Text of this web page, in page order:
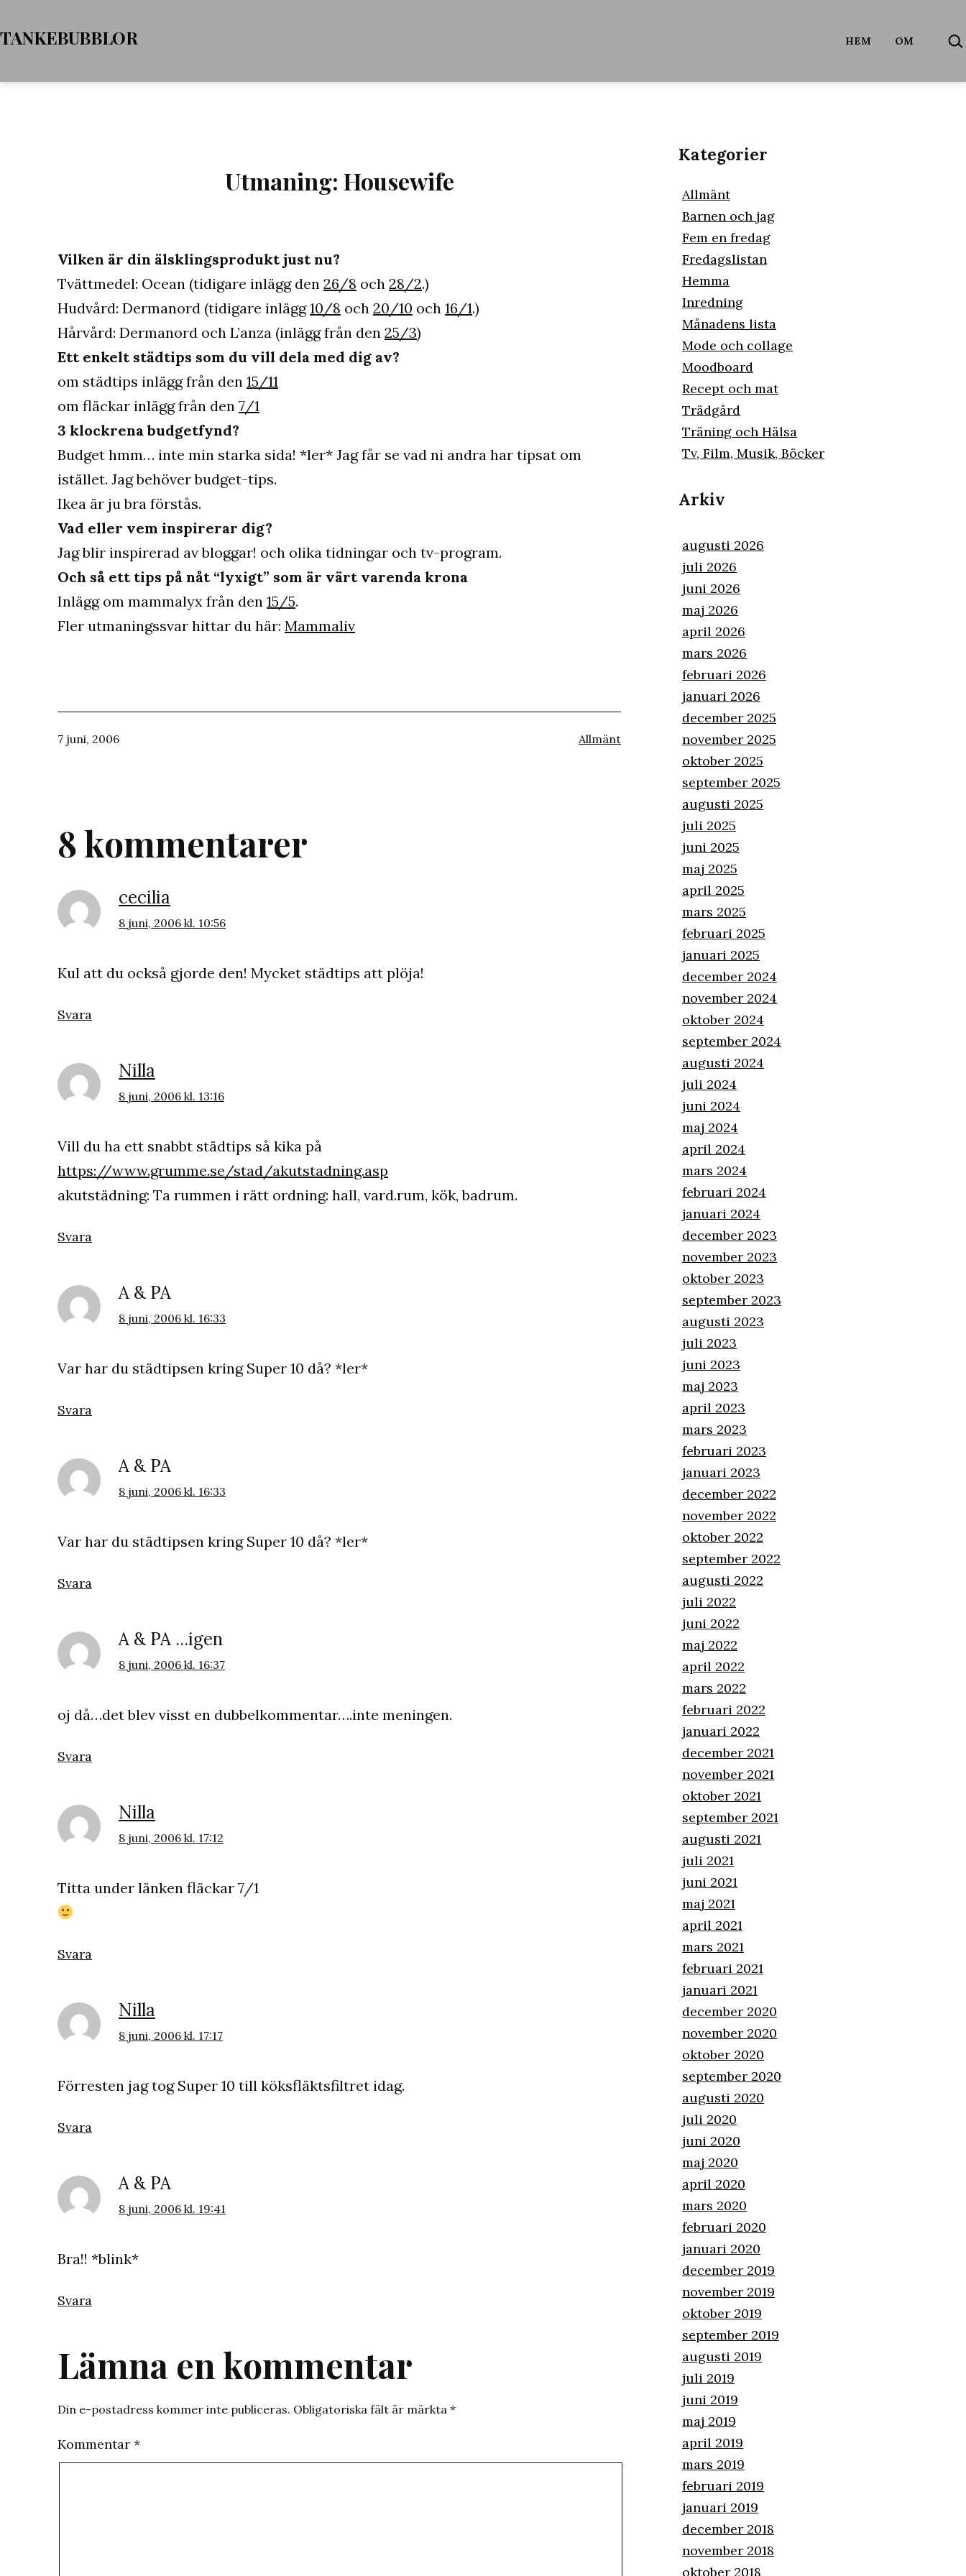
till
TANKEBUBBLOR HEM OM
…
Utmaning: Housewife
Vilken är din älsklingsprodukt just nu?
Tvättmedel: Ocean (tidigare inlägg den 26/8 och 28/2.)
Hudvård: Dermanord (tidigare inlägg10/8 och 20/10 och 16/1.)
Hårvård: Dermanord och L’anza (inlägg från den 25/3)
Ett enkelt städtips som du vill dela med dig av?
om städtips inlägg från den 15/11
om fläckar inlägg från den 7/1
3 klockrena budgetfynd?
Budget hmm… inte min starka sida! *ler* Jag får se vad ni andra har tipsat om
istället. Jag behöver budget-tips.
Ikea är ju bra förstås.
Vad eller vem inspirerar dig?
Jag blir inspirerad av bloggar! och olika tidningar och tv-program.
Och så ett tips på nåt “lyxigt” som är värt varenda krona
Inlägg om mammalyx från den 15/5.
Fler utmaningssvar hittar du här: Mammaliv
Publicerat
7 juni, 2006
Kategoriserat
Allmänt
8 kommentarer
cecilia
8 juni, 2006 kl. 10:56
Kul att du också gjorde den! Mycket städtips att plöja!
Svara
Nilla
8 juni, 2006 kl. 13:16
Vill du ha ett snabbt städtips så kika på
https://www.grumme.se/stad/akutstadning.asp
akutstädning: Ta rummen i rätt ordning: hall, vard.rum, kök, badrum.
Svara
A & PA
8 juni, 2006 kl. 16:33
Var har du städtipsen kring Super 10 då? *ler*
Svara
A & PA
8 juni, 2006 kl. 16:33
Var har du städtipsen kring Super 10 då? *ler*
Svara
A & PA ...igen
8 juni, 2006 kl. 16:37
oj då…det blev visst en dubbelkommentar….inte meningen.
Svara
Nilla
8 juni, 2006 kl. 17:12
Titta under länken fläckar 7/1
Svara
Nilla
8 juni, 2006 kl. 17:17
Förresten jag tog Super 10 till köksfläktsfiltret idag.
Svara
A & PA
8 juni, 2006 kl. 19:41
Bra!! *blink*
Svara
Lämna en kommentar
Din e-postadress kommer inte publiceras. Obligatoriska fält är märkta *
Kommentar *
Kategorier
Allmänt
Barnen och jag
Fem en fredag
Fredagslistan
Hemma
Inredning
Månadens lista
Mode och collage
Moodboard
Recept och mat
Trädgård
Träning och Hälsa
Tv, Film, Musik, Böcker
Arkiv
augusti 2026
juli 2026
juni 2026
maj 2026
april 2026
mars 2026
februari 2026
januari 2026
december 2025
november 2025
oktober 2025
september 2025
augusti 2025
juli 2025
juni 2025
maj 2025
april 2025
mars 2025
februari 2025
januari 2025
december 2024
november 2024
oktober 2024
september 2024
augusti 2024
juli 2024
juni 2024
maj 2024
april 2024
mars 2024
februari 2024
januari 2024
december 2023
november 2023
oktober 2023
september 2023
augusti 2023
juli 2023
juni 2023
maj 2023
april 2023
mars 2023
februari 2023
januari 2023
december 2022
november 2022
oktober 2022
september 2022
augusti 2022
juli 2022
juni 2022
maj 2022
april 2022
mars 2022
februari 2022
januari 2022
december 2021
november 2021
oktober 2021
september 2021
augusti 2021
juli 2021
juni 2021
maj 2021
april 2021
mars 2021
februari 2021
januari 2021
december 2020
november 2020
oktober 2020
september 2020
augusti 2020
juli 2020
juni 2020
maj 2020
april 2020
mars 2020
februari 2020
januari 2020
december 2019
november 2019
oktober 2019
september 2019
augusti 2019
juli 2019
juni 2019
maj 2019
april 2019
mars 2019
februari 2019
januari 2019
december 2018
november 2018
oktober 2018